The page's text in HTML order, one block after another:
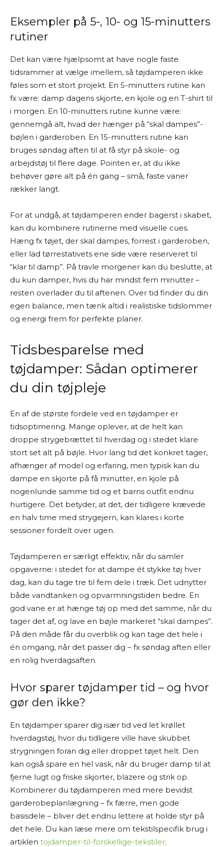
Eksempler på 5-, 10- og 15-minutters
rutiner
Det kan være hjælpsomt at have nogle faste
tidsrammer at vælge imellem, så tøjdamperen ikke
føles som et stort projekt. En 5-minutters rutine kan
fx være: damp dagens skjorte, en kjole og en T-shirt til
i morgen. En 10-minutters rutine kunne være:
gennemgå alt, hvad der hænger på “skal dampes”-
bøjlen i garderoben. En 15-minutters rutine kan
bruges søndag aften til at få styr på skole- og
arbejdstøj til flere dage. Pointen er, at du ikke
behøver gøre alt på én gang – små, faste vaner
rækker langt.
For at undgå, at tøjdamperen ender bagerst i skabet,
kan du kombinere rutinerne med visuelle cues.
Hæng fx tøjet, der skal dampes, forrest i garderoben,
eller lad tørrestativets ene side være reserveret til
“klar til damp”. På travle morgener kan du beslutte, at
du kun damper, hvis du har mindst fem minutter –
resten overlader du til aftenen. Over tid finder du din
egen balance, men tænk altid i realistiske tidslommer
og energi frem for perfekte planer.
Tidsbesparelse med
tøjdamper: Sådan optimerer
du din tøjpleje
En af de største fordele ved en tøjdamper er
tidsoptimering. Mange oplever, at de helt kan
droppe strygebrættet til hverdag og i stedet klare
stort set alt på bøjle. Hvor lang tid det konkret tager,
afhænger af model og erfaring, men typisk kan du
dampe en skjorte på få minutter, en kjole på
nogenlunde samme tid og et barns outfit endnu
hurtigere. Det betyder, at det, der tidligere krævede
en halv time med strygejern, kan klares i korte
sessioner fordelt over ugen.
Tøjdamperen er særligt effektiv, når du samler
opgaverne: i stedet for at dampe ét stykke tøj hver
dag, kan du tage tre til fem dele i træk. Det udnytter
både vandtanken og opvarmningstiden bedre. En
god vane er at hænge tøj op med det samme, når du
tager det af, og lave en bøjle markeret “skal dampes”.
På den måde får du overblik og kan tage det hele i
én omgang, når det passer dig – fx søndag aften eller
en rolig hverdagsaften.
Hvor sparer tøjdamper tid – og hvor
gør den ikke?
En tøjdamper sparer dig især tid ved let krøllet
hverdagstøj, hvor du tidligere ville have skubbet
strygningen foran dig eller droppet tøjet helt. Den
kan også spare en hel vask, når du bruger damp til at
fjerne lugt og friske skjorter, blazere og strik op.
Kombinerer du tøjdamperen med mere bevidst
garderobeplanlægning – fx færre, men gode
basisdele – bliver det endnu lettere at holde styr på
det hele. Du kan læse mere om tekstilspecifik brug i
artiklen tojdamper-til-forskellige-tekstiler.